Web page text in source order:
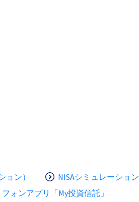
ン）
NISAシミュレーション
ォンアプリ「My投資信託」